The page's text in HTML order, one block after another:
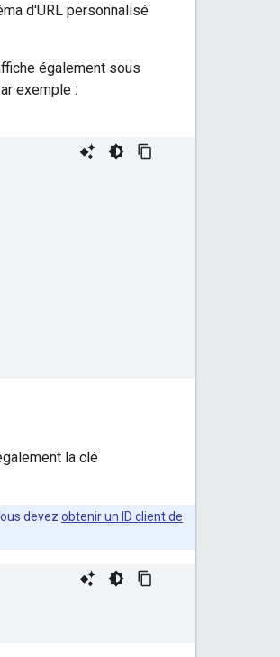
d'URL personnalisé
également sous
exemple :
la clé
devez obtenir un ID client de